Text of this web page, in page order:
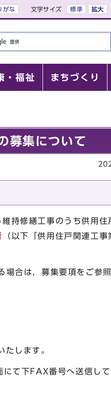
がな 文字サイズ 標準 拡大
・福祉 まちづくり
募集について
持修繕工事のうち供用住
（以下「供用住戸関連工事
合は，募集要項をご参照
たします。
て下FAX番号へ送信して